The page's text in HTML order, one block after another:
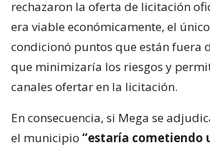
rechazaron la oferta de licitación
era viable económicamente, el
condicionó puntos que están fuera
que minimizaría los riesgos y
canales ofertar en la licitación.
En consecuencia, si Mega se
el municipio “estaría cometiendo